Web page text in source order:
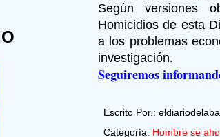
Según versiones
Homicidios de esta
a los problemas
investigación.
Seguiremos
Escrito Por.:
Categoría: Hombre se